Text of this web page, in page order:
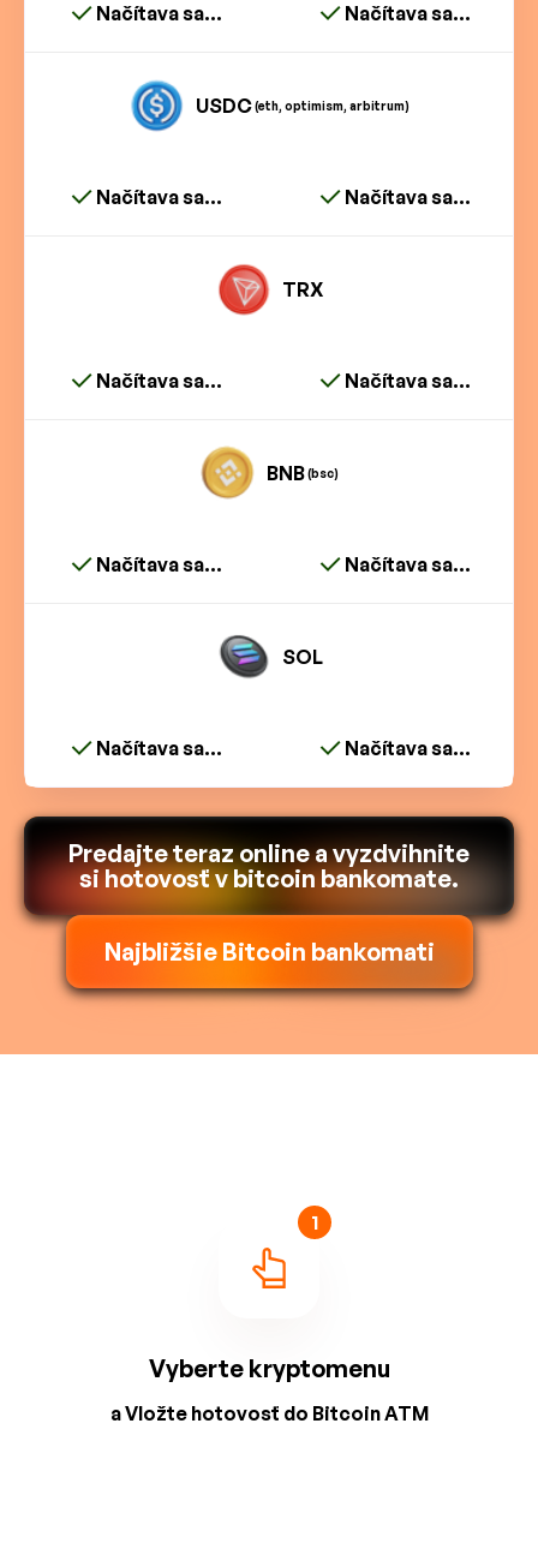
Načítava sa... Načítava sa...
USDC(eth, optimism, arbitrum)
Načítava sa... Načítava sa...
TRX
Načítava sa... Načítava sa...
BNB(bsc)
Načítava sa... Načítava sa...
SOL
Načítava sa... Načítava sa...
Predajte teraz online a vyzdvihnite
si hotovosť v bitcoin bankomate.
Najbližšie Bitcoin bankomati
1
Vyberte kryptomenu
a Vložte hotovosť do Bitcoin ATM